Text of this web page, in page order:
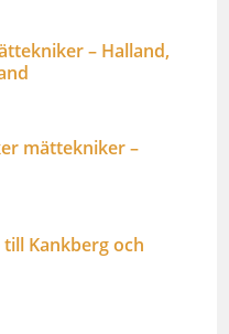
– Halland,
mättekniker –
Kankberg och